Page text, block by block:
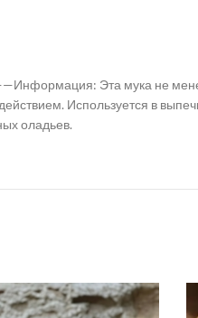
мука не менее
Используется в
оладьев.